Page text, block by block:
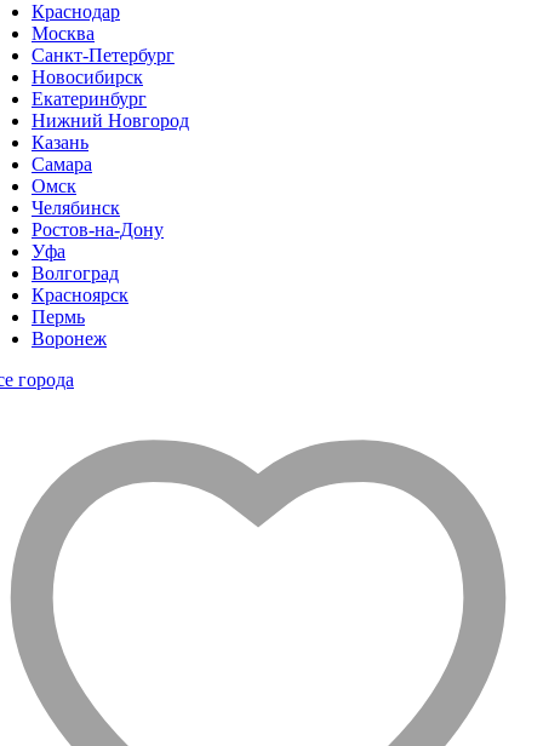
Краснодар
Москва
Санкт-Петербург
Новосибирск
Екатеринбург
Нижний Новгород
Казань
Самара
Омск
Челябинск
Ростов-на-Дону
Уфа
Волгоград
Красноярск
Пермь
Воронеж
города